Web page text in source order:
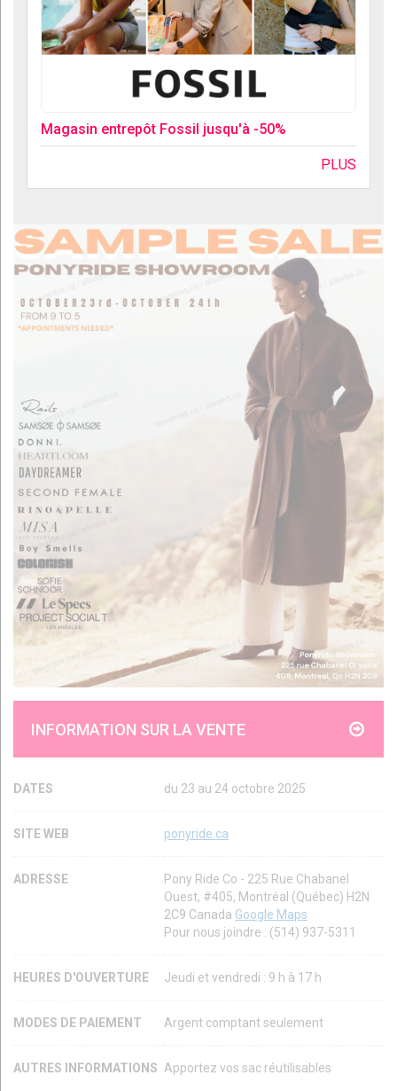
Magasin entrepôt Fossil jusqu'à -50%
PLUS
INFORMATION SUR LA VENTE
DATES du 23 au 24 octobre 2025
SITE WEB ponyride.ca
ADRESSE
Pony Ride Co - 225 Rue Chabanel
Ouest, #405, Montréal (Québec) H2N
2C9 Canada Google Maps
Pour nous joindre : (514) 937-5311
HEURES D'OUVERTURE Jeudi et vendredi : 9 h à 17 h
MODES DE PAIEMENT Argent comptant seulement
AUTRES INFORMATIONS Apportez vos sac réutilisables